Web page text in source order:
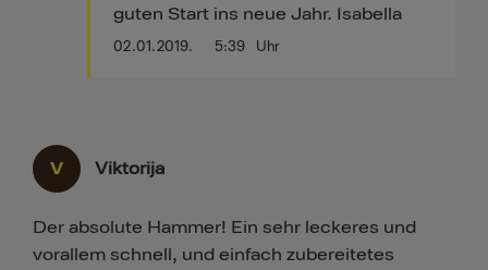
02.01.2019. 5:39 Uhr
guten Start ins neue Jahr. Isabella
V Viktorija
Der absolute Hammer! Ein sehr leckeres und
vorallem schnell, und einfach zubereitetes